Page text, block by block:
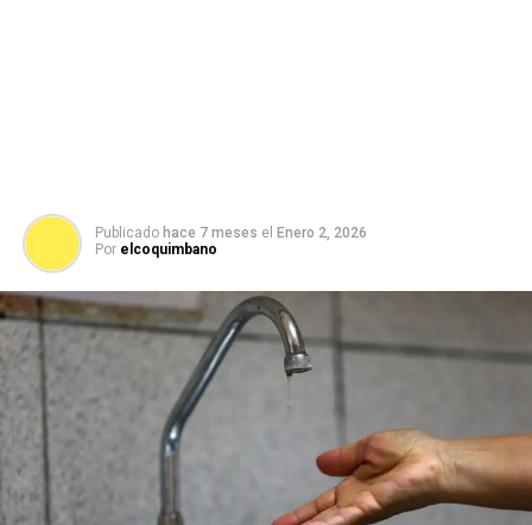
Publicado hace 7 meses el Enero 2, 2026
Por elcoquimbano